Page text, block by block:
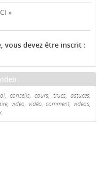
»
vous devez être inscrit :
conseils, cours, trucs, astuces,
video, vidéo, comment, videos,